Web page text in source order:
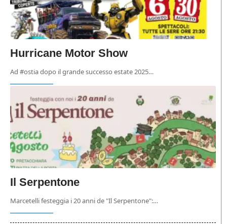
Hurricane Motor Show
Ad #ostia dopo il grande successo estate 2025…
Il Serpentone
Marcetelli festeggia i 20 anni de "Il Serpentone":…